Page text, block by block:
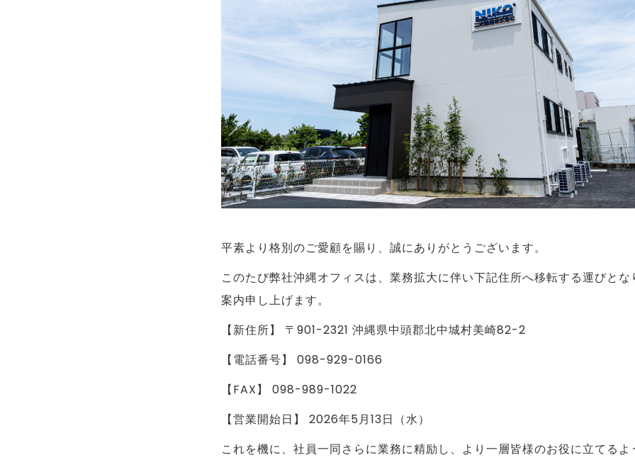
平素より格別のご愛顧を賜り、誠にありがとうございます。
このたび弊社沖縄オフィスは、業務拡大に伴い下記住所へ移転する運びと
案内申し上げます。
【新住所】 〒901-2321 沖縄県中頭郡北中城村美崎82-2
【電話番号】 098-929-0166
【FAX】 098-989-1022
【営業開始日】 2026年5月13日（水）
これを機に、社員一同さらに業務に精励し、より一層皆様のお役に立てるよ